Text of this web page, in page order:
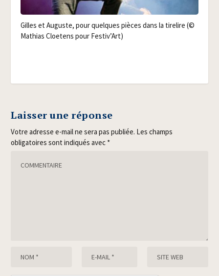
Gilles et Auguste, pour quelques pièces dans la tire­lire (©
Mathias Cloe­tens pour Festiv’Art)
Laisser une réponse
Votre adresse e-mail ne sera pas publiée. Les champs
obligatoires sont indiqués avec *